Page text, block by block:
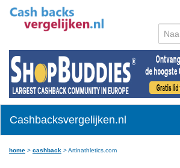
Cashbacksvergelijken.nl
home > cashback >Artinathletics.com